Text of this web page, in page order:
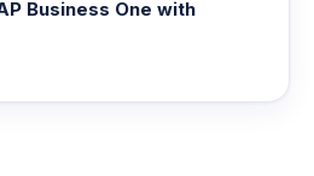
Business One with